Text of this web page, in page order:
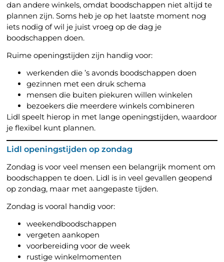
dan andere winkels, omdat boodschappen niet altijd te
plannen zijn. Soms heb je op het laatste moment nog
iets nodig of wil je juist vroeg op de dag je
boodschappen doen.
Ruime openingstijden zijn handig voor:
werkenden die ’s avonds boodschappen doen
gezinnen met een druk schema
mensen die buiten piekuren willen winkelen
bezoekers die meerdere winkels combineren
Lidl speelt hierop in met lange openingstijden, waardoor
je flexibel kunt plannen.
Lidl openingstijden op zondag
Zondag is voor veel mensen een belangrijk moment om
boodschappen te doen. Lidl is in veel gevallen geopend
op zondag, maar met aangepaste tijden.
Zondag is vooral handig voor:
weekendboodschappen
vergeten aankopen
voorbereiding voor de week
rustige winkelmomenten